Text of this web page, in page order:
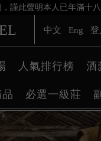
謹此聲明本人已年滿十
中文 Eng 登
人氣排行榜 酒
必選一級莊